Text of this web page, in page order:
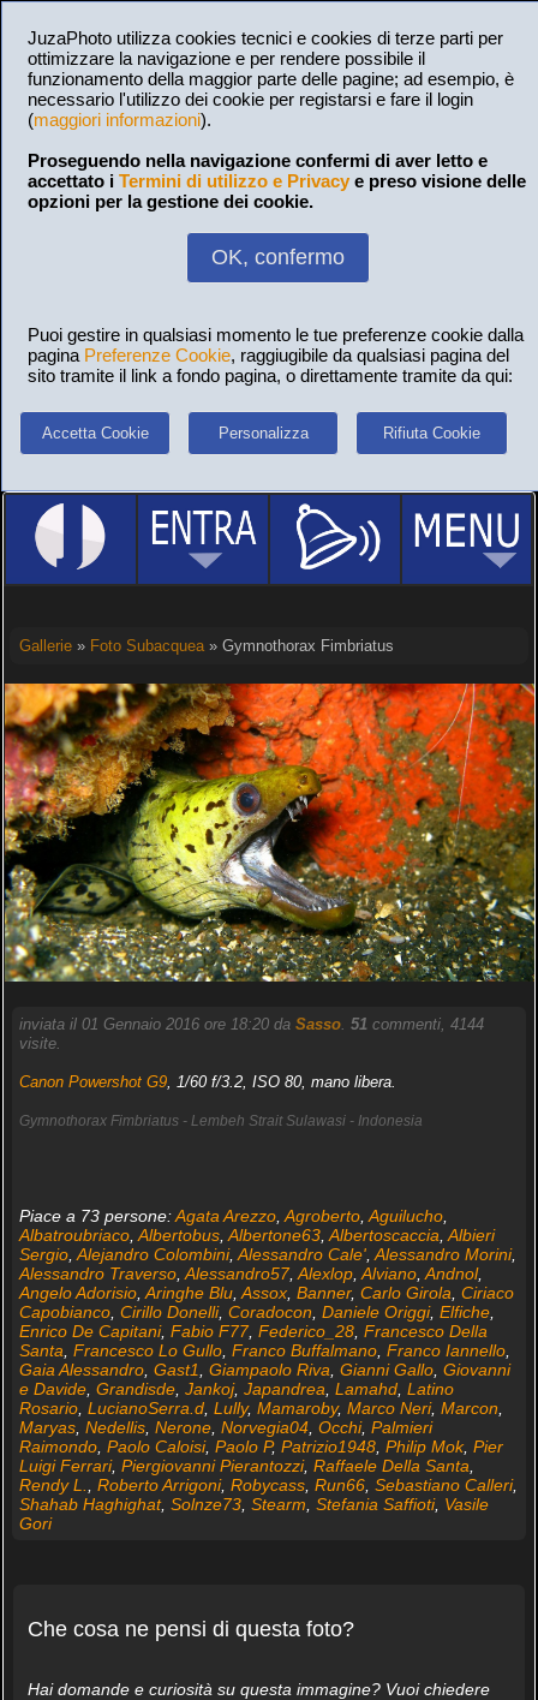
JuzaPhoto utilizza cookies tecnici e cookies di terze parti per
ottimizzare la navigazione e per rendere possibile il
funzionamento della maggior parte delle pagine; ad esempio, è
necessario l'utilizzo dei cookie per registarsi e fare il login
(maggiori informazioni).
Proseguendo nella navigazione confermi di aver letto e
accettato i Termini di utilizzo e Privacy e preso visione delle
opzioni per la gestione dei cookie.
OK, confermo
Puoi gestire in qualsiasi momento le tue preferenze cookie dalla
pagina Preferenze Cookie, raggiugibile da qualsiasi pagina del
sito tramite il link a fondo pagina, o direttamente tramite da qui:
Accetta Cookie Personalizza Rifiuta Cookie
Gallerie» Foto Subacquea» Gymnothorax Fimbriatus
inviata il 01 Gennaio 2016 ore 18:20 da Sasso. 51commenti, 4144
visite.
Canon Powershot G9, 1/60 f/3.2, ISO 80, mano libera.
Gymnothorax Fimbriatus - Lembeh Strait Sulawasi - Indonesia
Piace a 73 persone:Agata Arezzo, Agroberto, Aguilucho,
Albatroubriaco, Albertobus, Albertone63, Albertoscaccia Albieri
Sergio, Alejandro Colombini, Alessandro Cale', Alessandro Morini,
Alessandro Traverso, Alessandro57, Alexlop, Alviano, Andnol,
Angelo Adorisio, Aringhe Blu, Assox, Banner, Carlo Girola Ciriaco
Capobianco, Cirillo Donelli, Coradocon Daniele Origgi, Elfiche,
Enrico De Capitani, Fabio F77, Federico_28, Francesco Della
Santa Francesco Lo Gullo, Franco Buffalmano, Franco Iannello,
Gaia Alessandro, Gast1 Giampaolo Riva Gianni Gallo, Giovanni
e Davide, Grandisde, Jankoj, Japandrea Lamahd, Latino
Rosario, LucianoSerra.d, Lully, Mamaroby, Marco Neri, Marcon
Maryas, Nedellis, Nerone, Norvegia04, Occhi, Palmieri
Raimondo, Paolo Caloisi, Paolo P, Patrizio1948, Philip Mok, Pier
Luigi Ferrari, Piergiovanni Pierantozzi, Raffaele Della Santa
Rendy L.
Roberto Arrigoni, Robycass, Run66, Sebastiano Calleri,
Shahab Haghighat, Solnze73, Stearm Stefania Saffioti, Vasile
Gori
Che cosa ne pensi di questa foto?
Hai domande e curiosità su questa immagine? Vuoi chiedere